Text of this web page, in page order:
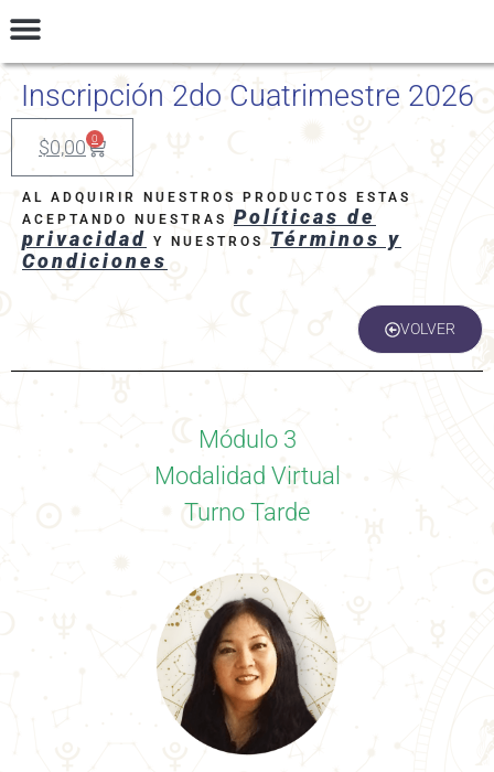
Inscripción 2do Cuatrimestre 2026
$0,00 0
AL ADQUIRIR NUESTROS PRODUCTOS ESTAS
ACEPTANDO NUESTRAS Políticas de
privacidad Y NUESTROS Términos y
Condiciones
VOLVER
Módulo 3
Modalidad Virtual
Turno Tarde